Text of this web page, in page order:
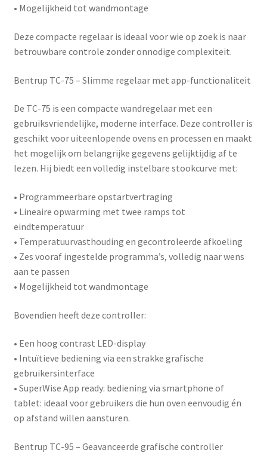
• Mogelijkheid tot wandmontage
Deze compacte regelaar is ideaal voor wie op zoek is naar
betrouwbare controle zonder onnodige complexiteit.
Bentrup TC-75 – Slimme regelaar met app-functionaliteit
De TC-75 is een compacte wandregelaar met een
gebruiksvriendelijke, moderne interface. Deze controller is
geschikt voor uiteenlopende ovens en processen en maakt
het mogelijk om belangrijke gegevens gelijktijdig af te
lezen. Hij biedt een volledig instelbare stookcurve met:
• Programmeerbare opstartvertraging
• Lineaire opwarming met twee ramps tot
eindtemperatuur
• Temperatuurvasthouding en gecontroleerde afkoeling
• Zes vooraf ingestelde programma’s, volledig naar wens
aan te passen
• Mogelijkheid tot wandmontage
Bovendien heeft deze controller:
• Een hoog contrast LED-display
• Intuïtieve bediening via een strakke grafische
gebruikersinterface
• SuperWise App ready: bediening via smartphone of
tablet: ideaal voor gebruikers die hun oven eenvoudig én
op afstand willen aansturen.
Bentrup TC-95 – Geavanceerde grafische controller